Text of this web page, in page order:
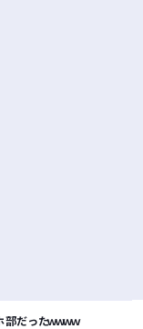
だったｗｗｗｗ